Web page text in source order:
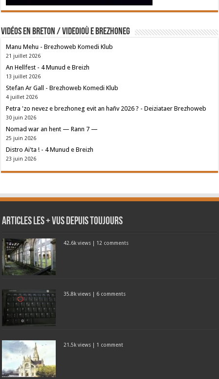
Vidéos en breton / Videoioù e brezhoneg
Manu Mehu - Brezhoweb Komedi Klub
21 juillet 2026
An Hellfest - 4 Munud e Breizh
13 juillet 2026
Stefan Ar Gall - Brezhoweb Komedi Klub
4 juillet 2026
Petra 'zo nevez e brezhoneg evit an hañv 2026 ? - Deiziataer Brezhoweb
30 juin 2026
Nomad war an hent — Rann 7 —
25 juin 2026
Distro Ai'ta ! - 4 Munud e Breizh
23 juin 2026
Articles les + vus depuis toujours
42.6k views | 12 comments
35.8k views | 6 comments
21.5k views | 1 comment